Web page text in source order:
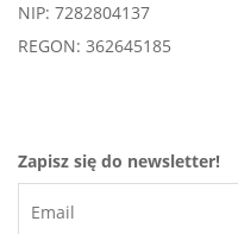
NIP: 7282804137
REGON: 362645185
Zapisz się do newsletter!